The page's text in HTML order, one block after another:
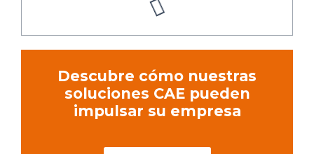
Descubre cómo nuestras
soluciones CAE pueden
impulsar su empresa